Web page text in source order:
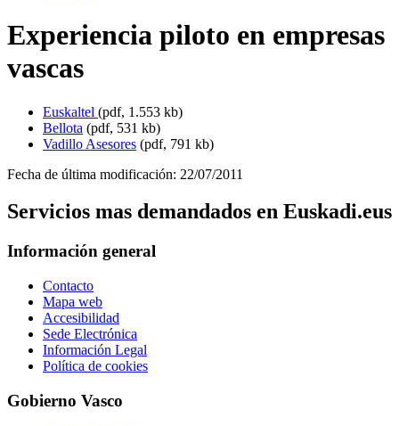
Experiencia piloto en empresas
vascas
Euskaltel (pdf, 1.553 kb)
Bellota (pdf, 531 kb)
Vadillo Asesores (pdf, 791 kb)
Fecha de última modificación: 22/07/2011
Servicios mas demandados en Euskadi.eus
Información general
Contacto
Mapa web
Accesibilidad
Sede Electrónica
Información Legal
Política de cookies
Gobierno Vasco